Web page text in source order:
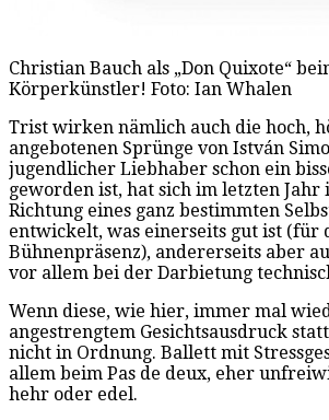
Christian Bauch als „Don Quixote“
Körperkünstler! Foto: Ian Whalen
Trist wirken nämlich auch die hoch,
angebotenen Sprünge von István
jugendlicher Liebhaber schon ein
geworden ist, hat sich im letzten
Richtung eines ganz bestimmten
entwickelt, was einerseits gut ist (für
Bühnenpräsenz), andererseits aber
vor allem bei der Darbietung
Wenn diese, wie hier, immer mal
angestrengtem Gesichtsausdruck
nicht in Ordnung. Ballett mit
allem beim Pas de deux, eher
hehr oder edel.